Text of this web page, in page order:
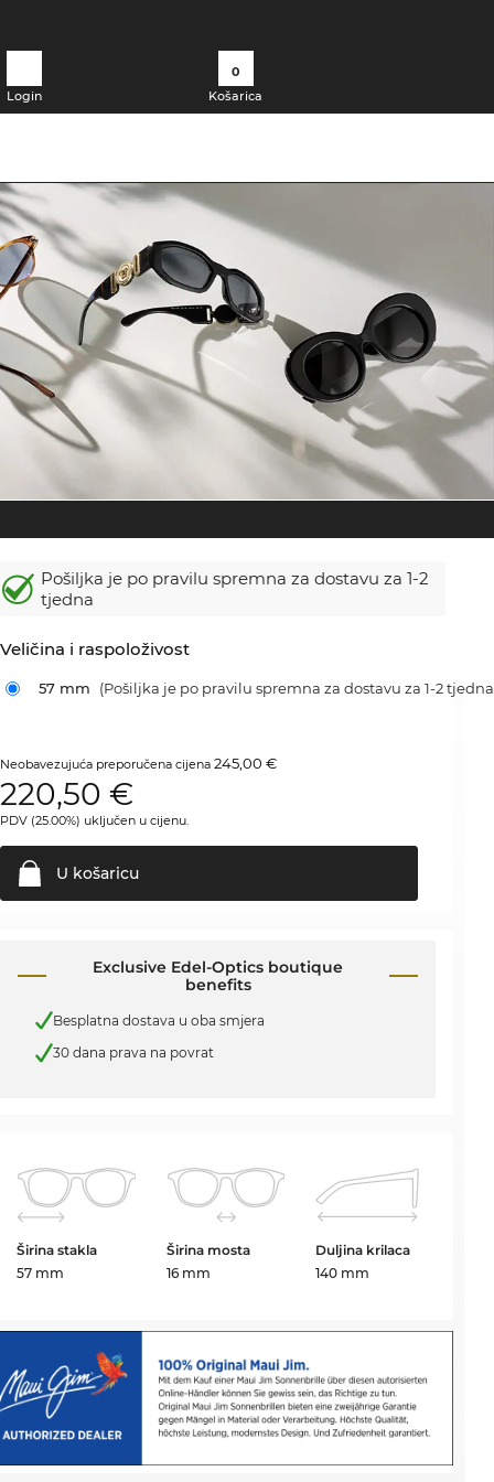
Login
0
Košarica
Pošiljka je po pravilu spremna za dostavu za 1-2
tjedna
Veličina i raspoloživost
57 mm (Pošiljka je po pravilu spremna za dostavu za 1-2
Neobavezujuća preporučena cijena245,00 €
220,50 €
PDV (25.00%) uključen u cijenu.
U košaricu
Exclusive Edel-Optics boutique
benefits
Besplatna dostava u oba smjera
30 dana prava na povrat
Širina stakla
57 mm
Širina mosta
16 mm
Duljina krilaca
140 mm